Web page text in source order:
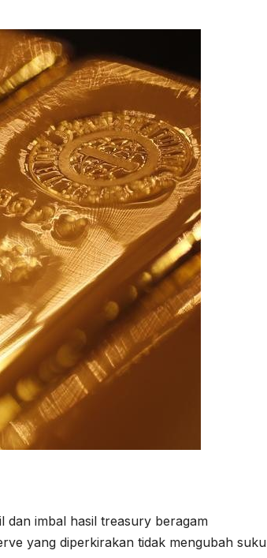
dan imbal hasil treasury beragam
yang diperkirakan tidak mengubah suku